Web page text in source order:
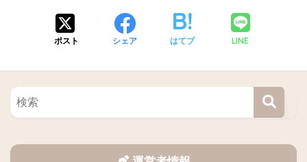
ポスト シェア はてブ LINE